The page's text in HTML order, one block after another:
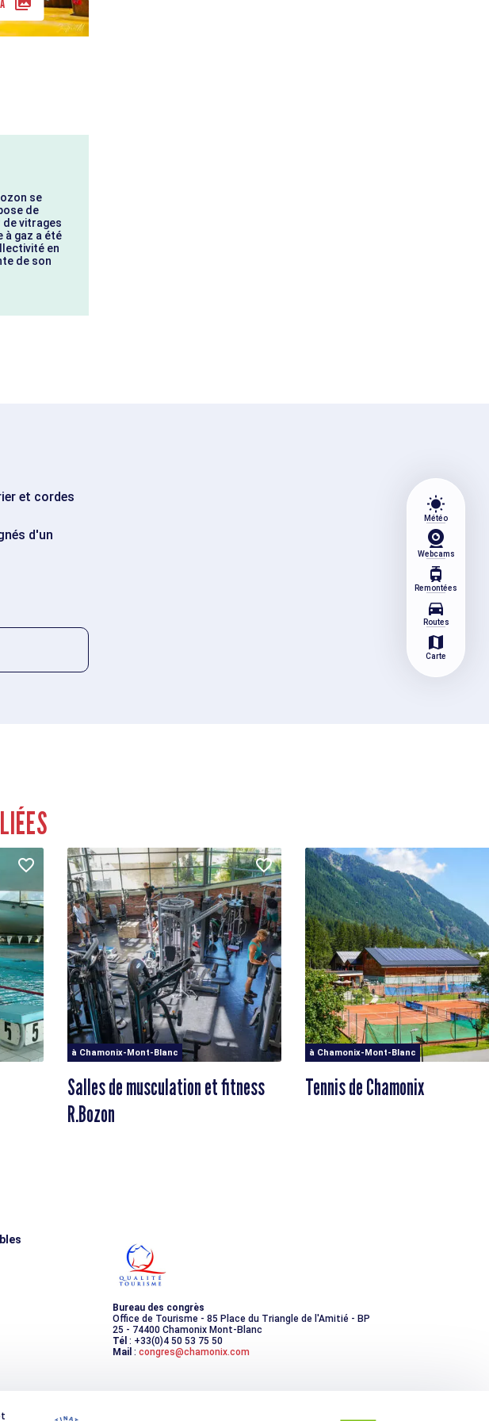
wb_sunny
Météo
Webcams
tram
Remontées
directions_car
Routes
map
Carte
se
de
vitrages
à gaz a été
en
de son
et cordes
d'un
à Chamonix-Mont-Blanc
Salles de musculation et fitness
R.Bozon
à Chamonix-Mont-Blanc
Tennis de Chamonix
Bureau des congrès
Office de Tourisme - 85 Place du Triangle de l'Amitié - BP
25 - 74400 Chamonix Mont-Blanc
Tél : +33(0)4 50 53 75 50
Mail : congres@chamonix.com